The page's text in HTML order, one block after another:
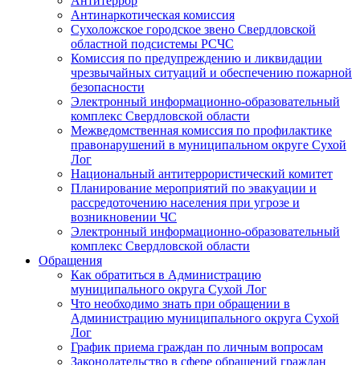
Антинаркотическая комиссия
Сухоложское городское звено Свердловской
областной подсистемы РСЧС
Комиссия по предупреждению и ликвидации
чрезвычайных ситуаций и обеспечению пожарной
безопасности
Электронный информационно-образовательный
комплекс Cвердловской области
Межведомственная комиссия по профилактике
правонарушений в муниципальном округе Сухой
Лог
Национальный антитеррористический комитет
Планирование мероприятий по эвакуации и
рассредоточению населения при угрозе и
возникновении ЧС
Электронный информационно-образовательный
комплекс Свердловской области
Обращения
Как обратиться в Администрацию
муниципального округа Сухой Лог
Что необходимо знать при обращении в
Администрацию муниципального округа Сухой
Лог
График приема граждан по личным вопросам
Законодательство в сфере обращений граждан